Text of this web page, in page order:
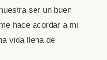
ser un buen
hace acordar a mi
vida llena de